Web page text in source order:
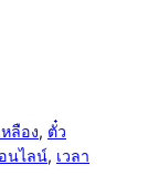
ลือง, ตั๋ว
นไลน์, เวลา